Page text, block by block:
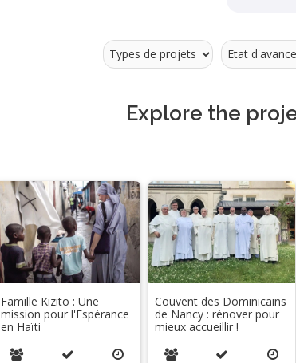
Explore the
Famille Kizito : Une
mission pour l'Espérance
en Haïti
Couvent des Dominicains
de Nancy : rénover pour
mieux accueillir !